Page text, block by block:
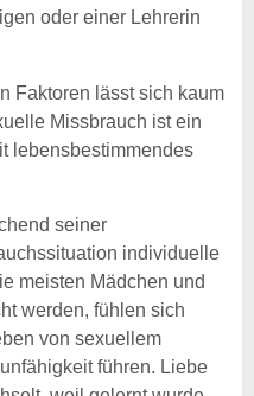
oder einer Lehrerin
Faktoren lässt sich kaum
Missbrauch ist ein
lebensbestimmendes
seiner
individuelle
meisten Mädchen und
werden, fühlen sich
von sexuellem
führen. Liebe